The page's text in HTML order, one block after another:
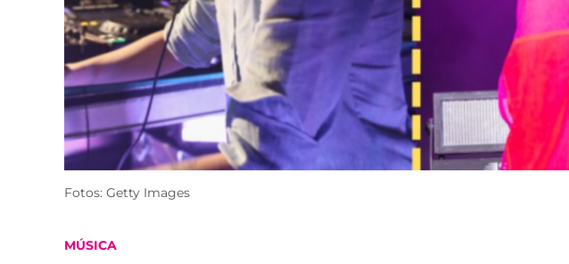
Fotos: Getty Images
POSTED
MÚSICA